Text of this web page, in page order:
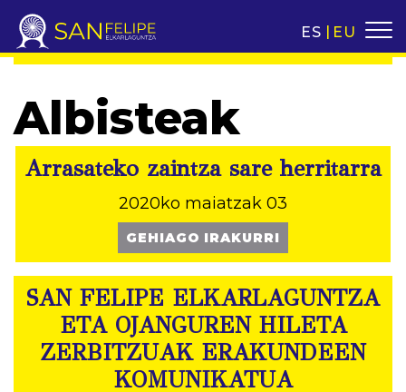
ES EU
Albisteak
Arrasateko zaintza sare herritarra
2020ko maiatzak 03
GEHIAGO IRAKURRI
SAN FELIPE ELKARLAGUNTZA
ETA OJANGUREN HILETA
ZERBITZUAK ERAKUNDEEN
KOMUNIKATUA